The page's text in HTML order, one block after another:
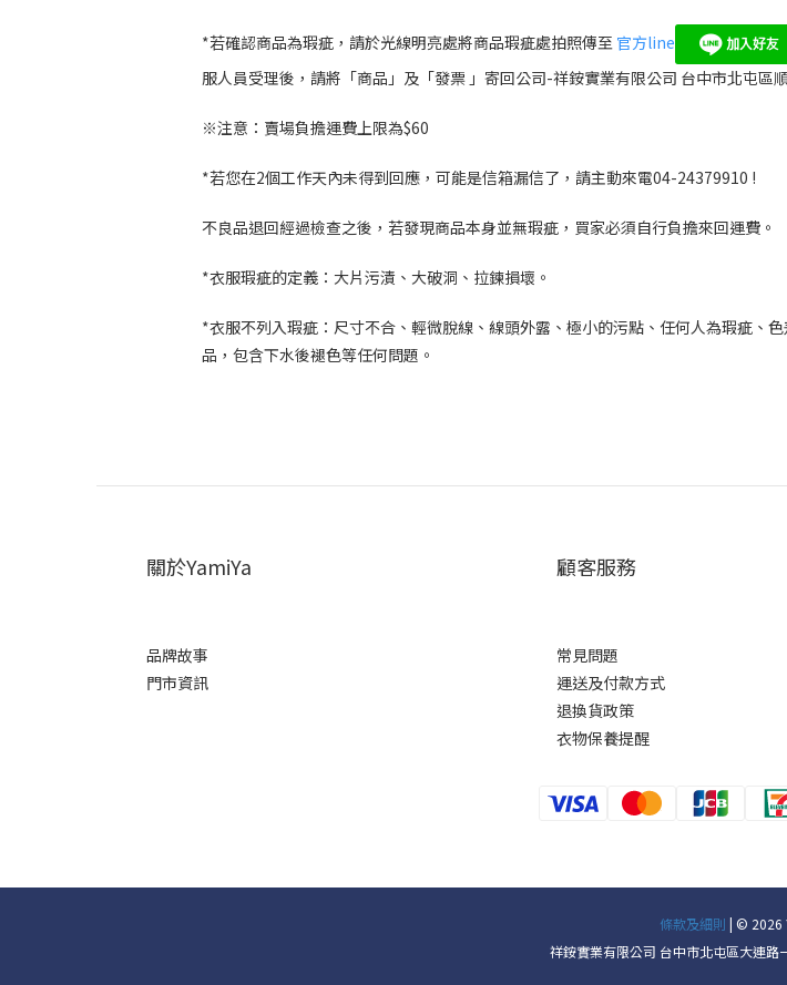
*若確認商品為瑕疵，請於光線明亮處將商品瑕疵處拍照傳至 官方line
服人員受理後，請將「商品」及「發票 」寄回公司-祥銨實業有限公司 台中市北屯
※注意：賣場負擔運費上限為$60
*若您在2個工作天內未得到回應，可能是信箱漏信了，請主動來電04-24379910 !
不良品退回經過檢查之後，若發現商品本身並無瑕疵，買家必須自行負擔來回運費。
*衣服瑕疵的定義：大片污漬、大破洞、拉鍊損壞。
*衣服不列入瑕疵：尺寸不合、輕微脫線、線頭外露、極小的污點、任何人為瑕疵、
品，包含下水後褪色等任何問題。
關於YamiYa
品牌故事
門市資訊
顧客服務
常見問題
運送及付款方式
退換貨政策
衣物保養提醒
條款及細則 | © 2026
祥銨實業有限公司 台中市北屯區大連路